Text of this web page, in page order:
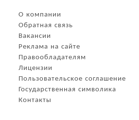
О компании
Обратная связь
Вакансии
Реклама на сайте
Правообладателям
Лицензии
Пользовательское соглашение
Государственная символика
Контакты